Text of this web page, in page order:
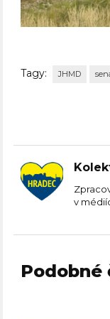
Tagy: JHMD
v
Podobné